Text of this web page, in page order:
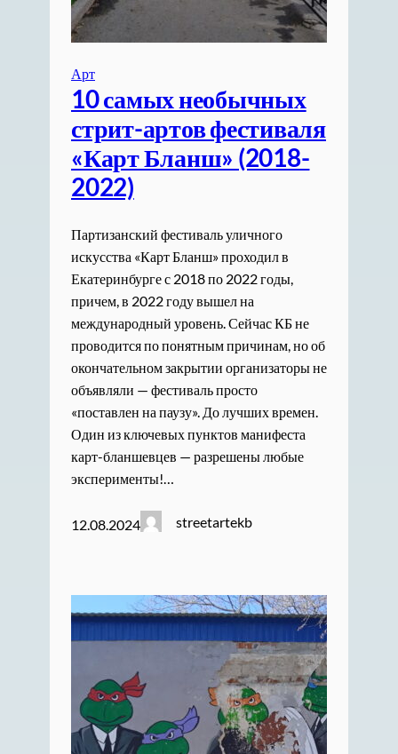
Арт
10 самых необычных
стрит-артов фестиваля
«Карт Бланш» (2018-
2022)
Партизанский фестиваль уличного
искусства «Карт Бланш» проходил в
Екатеринбурге с 2018 по 2022 годы,
причем, в 2022 году вышел на
международный уровень. Сейчас КБ не
проводится по понятным причинам, но об
окончательном закрытии организаторы не
объявляли — фестиваль просто
«поставлен на паузу». До лучших времен.
Один из ключевых пунктов манифеста
карт-бланшевцев — разрешены любые
эксперименты!…
12.08.2024 streetartekb